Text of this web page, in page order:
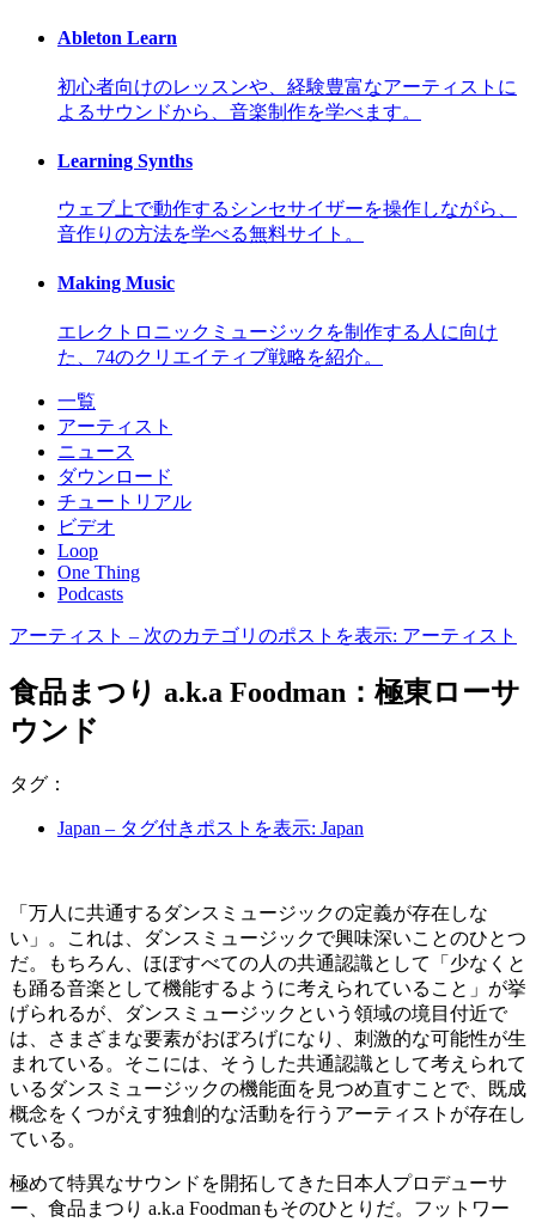
Ableton Learn
初心者向けのレッスンや、経験豊富なアーティストに
よるサウンドから、音楽制作を学べます。
Learning Synths
ウェブ上で動作するシンセサイザーを操作しながら、
音作りの方法を学べる無料サイト。
Making Music
エレクトロニックミュージックを制作する人に向け
た、74のクリエイティブ戦略を紹介。
一覧
アーティスト
ニュース
ダウンロード
チュートリアル
ビデオ
Loop
One Thing
Podcasts
アーティスト – 次のカテゴリのポストを表示: アーティスト
食品まつり a.k.a Foodman：極東ローサ
ウンド
タグ：
Japan – タグ付きポストを表示: Japan
「万人に共通するダンスミュージックの定義が存在しな
い」。これは、ダンスミュージックで興味深いことのひとつ
だ。もちろん、ほぼすべての人の共通認識として「少なくと
も踊る音楽として機能するように考えられていること」が挙
げられるが、ダンスミュージックという領域の境目付近で
は、さまざまな要素がおぼろげになり、刺激的な可能性が生
まれている。そこには、そうした共通認識として考えられて
いるダンスミュージックの機能面を見つめ直すことで、既成
概念をくつがえす独創的な活動を行うアーティストが存在し
ている。
極めて特異なサウンドを開拓してきた日本人プロデューサ
ー、食品まつり a.k.a Foodmanもそのひとりだ。フットワー